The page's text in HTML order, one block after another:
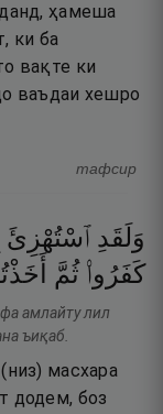
ҳамеша
ки ба
вақте ки
ваъдаи хешро
тафсир
وَلَقَدِ ٱسْتُهْزِئَ
كَفَرُوا۟ ثُمَّ
амлайту лил
ъиқаб.
масхара
додем, боз